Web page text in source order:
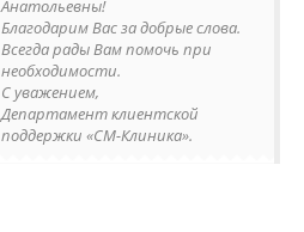
Анатольевны!
Благодарим Вас за добрые слова.
Всегда рады Вам помочь при
необходимости.
С уважением,
Департамент клиентской
поддержки «СМ-Клиника».